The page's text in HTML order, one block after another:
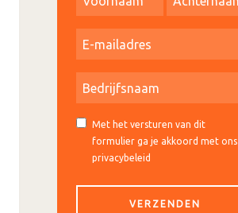
Met het versturen van dit
formulier ga je akkoord met ons
privacybeleid